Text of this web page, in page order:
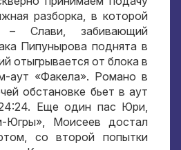
разборка, в которой
– Слави, забивающий
Пипунырова поднята в
отыгрывается от блока в
аут «Факела». Романо в
обстановке бьет в аут
Еще один пас Юри,
Югры», Моисеев достал
со второй попытки